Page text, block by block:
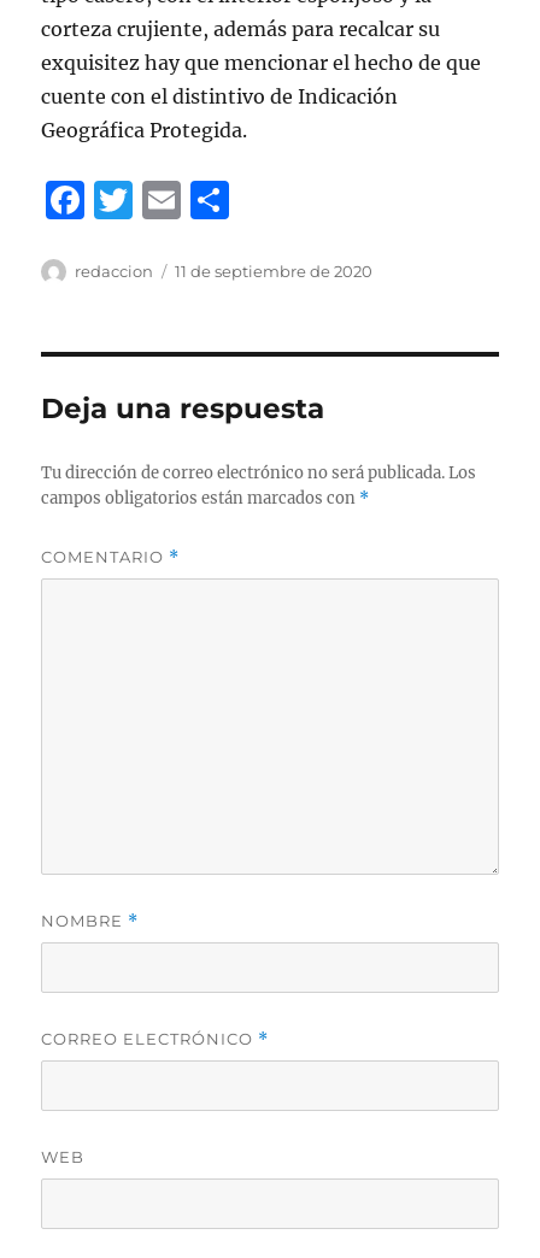
corteza crujiente, además para recalcar su
exquisitez hay que mencionar el hecho de que
cuente con el distintivo de Indicación
Geográfica Protegida.
F
c
b
o
o
k
T
it
r
E
ai m
a
rt
ir
Autor
redaccion
Publicado
11 de septiembre de 2020
Deja una respuesta
Tu dirección de correo electrónico no será publicada. Los
campos obligatorios están marcados con *
COMENTARIO *
NOMBRE *
CORREO ELECTRÓNICO *
WEB